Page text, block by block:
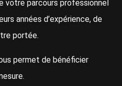
votre parcours professionnel
années d’expérience, de
portée.
permet de bénéficier